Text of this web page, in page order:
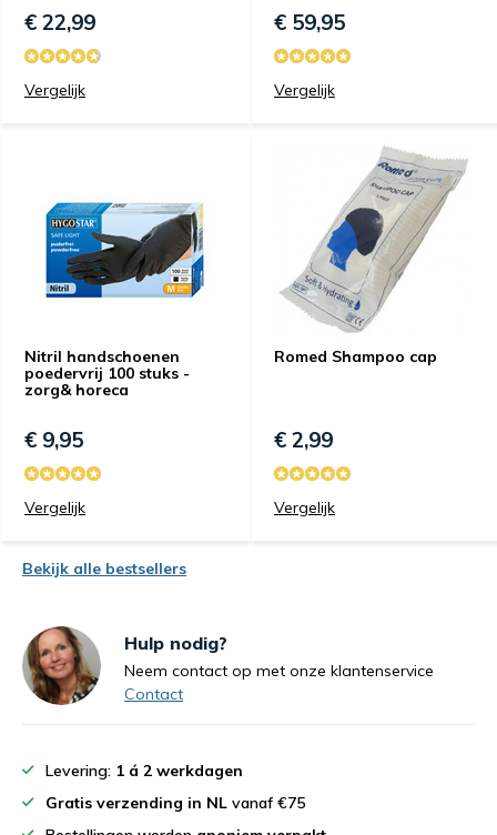
€ 22,99
Vergelijk
€ 59,95
Vergelijk
Nitril handschoenen
poedervrij 100 stuks -
zorg& horeca
€ 9,95
Vergelijk
Romed Shampoo cap
€ 2,99
Vergelijk
Bekijk alle bestsellers
Hulp nodig?
Neem contact op met onze klantenservice
Contact
Levering: 1 á 2 werkdagen
Gratis verzending in NL vanaf €75